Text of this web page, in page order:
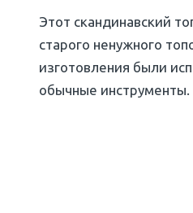
Этот скандинавский
старого ненужного
изготовления были
обычные инструменты.